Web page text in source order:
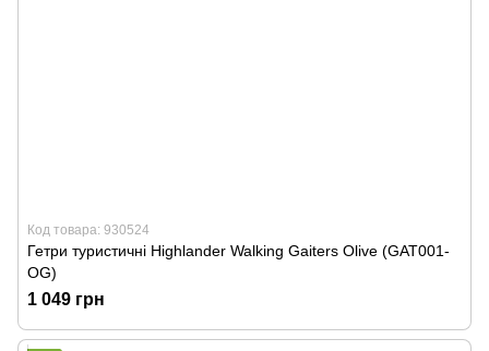
Код товара: 930524
Гетри туристичні Highlander Walking Gaiters Olive (GAT001-
OG)
1 049 грн